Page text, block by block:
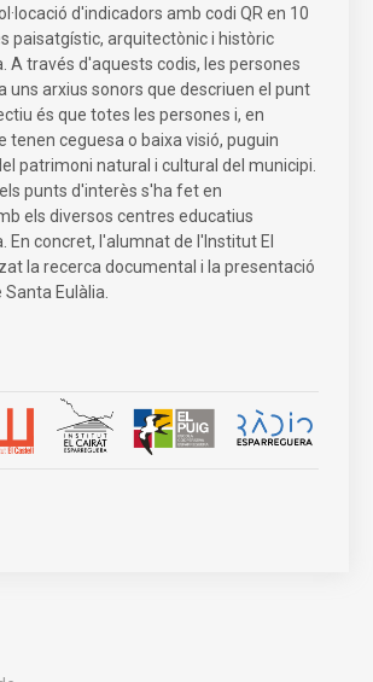
d'indicadors amb codi QR en 10
paisatgístic, arquitectònic i històric
A través d'aquests codis, les persones
uns arxius sonors que descriuen el punt
és que totes les persones i, en
tenen ceguesa o baixa visió, puguin
patrimoni natural i cultural del municipi.
punts d'interès s'ha fet en
els diversos centres educatius
En concret, l'alumnat de l'Institut El
la recerca documental i la presentació
Eulàlia.